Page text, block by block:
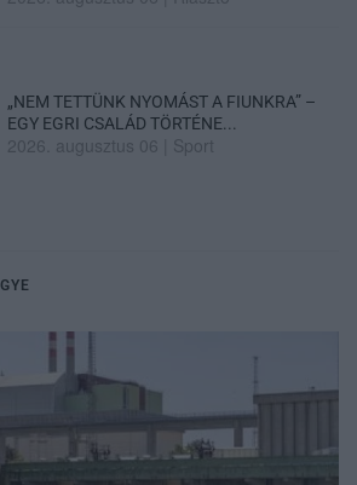
„NEM TETTÜNK NYOMÁST A FIUNKRA” –
EGY EGRI CSALÁD TÖRTÉNE...
2026. augusztus 06 Sport